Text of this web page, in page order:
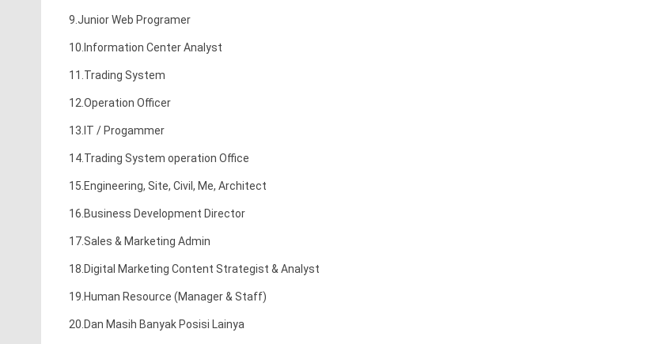
9.Junior Web Programer
10.Information Center Analyst
11.Trading System
12.Operation Officer
13.IT / Progammer
14.Trading System operation Office
15.Engineering, Site, Civil, Me, Architect
16.Business Development Director
17.Sales & Marketing Admin
18.Digital Marketing Content Strategist & Analyst
19.Human Resource (Manager & Staff)
20.Dan Masih Banyak Posisi Lainya